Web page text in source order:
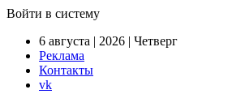
Войти в систему
6 августа | 2026 | Четверг
Реклама
Контакты
vk